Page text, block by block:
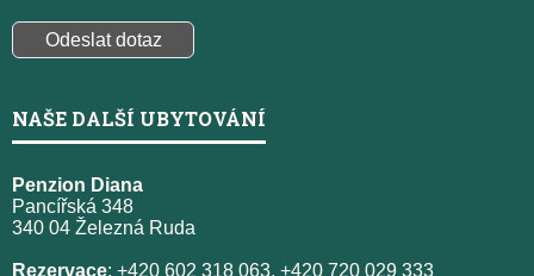
NAŠE DALŠÍ UBYTOVÁNÍ
Penzion Diana
Pancířská 348
340 04 Železná Ruda
Rezervace: +420 602 318 063, +420 720 029 333